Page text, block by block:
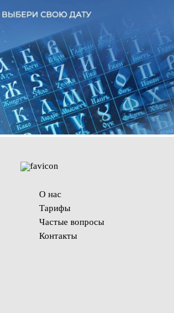
О нас
Тарифы
Частые вопросы
Контакты